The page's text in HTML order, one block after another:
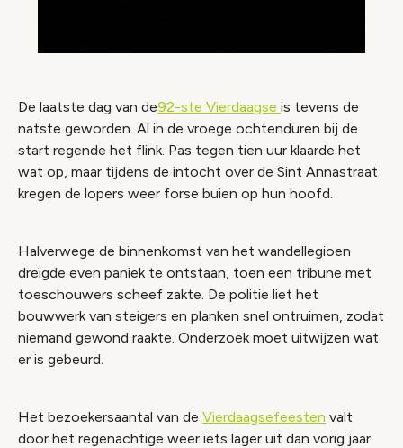
De laatste dag van de92-ste Vierdaagse is tevens de
natste geworden. Al in de vroege ochtenduren bij de
start regende het flink. Pas tegen tien uur klaarde het
wat op, maar tijdens de intocht over de Sint Annastraat
kregen de lopers weer forse buien op hun hoofd.
Halverwege de binnenkomst van het wandellegioen
dreigde even paniek te ontstaan, toen een tribune met
toeschouwers scheef zakte. De politie liet het
bouwwerk van steigers en planken snel ontruimen, zodat
niemand gewond raakte. Onderzoek moet uitwijzen wat
er is gebeurd.
Het bezoekersaantal van de Vierdaagsefeesten valt
door het regenachtige weer iets lager uit dan vorig jaar.